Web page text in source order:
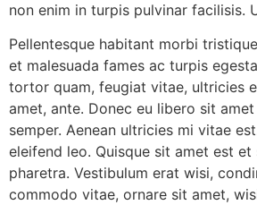
non enim in turpis pulvinar facilisis.
Pellentesque habitant morbi
et malesuada fames ac turpis
tortor quam, feugiat vitae, ultricies
amet, ante. Donec eu libero sit
semper. Aenean ultricies mi vitae
eleifend leo. Quisque sit amet est
pharetra. Vestibulum erat wisi,
commodo vitae, ornare sit amet,